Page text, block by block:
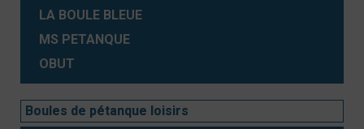
LA BOULE BLEUE
MS PETANQUE
OBUT
Boules de pétanque loisirs